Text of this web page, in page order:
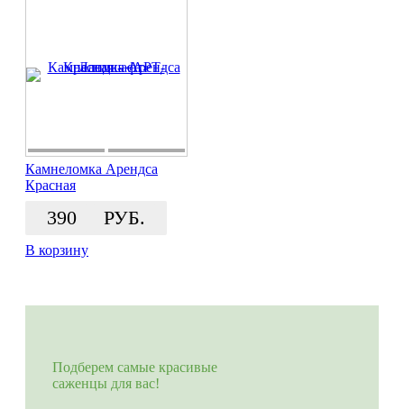
Камнеломка Арендса
Красная
390 РУБ.
В корзину
Подберем самые красивые
саженцы для вас!